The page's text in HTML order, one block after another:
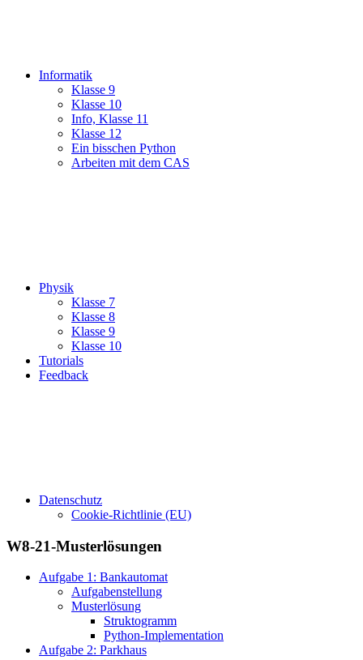
Informatik
Klasse 9
Klasse 10
Info, Klasse 11
Klasse 12
Ein bisschen Python
Arbeiten mit dem CAS
Physik
Klasse 7
Klasse 8
Klasse 9
Klasse 10
Tutorials
Feedback
Datenschutz
Cookie-Richtlinie (EU)
W8-21-Musterlösungen
Aufgabe 1: Bankautomat
Aufgabenstellung
Musterlösung
Struktogramm
Python-Implementation
Aufgabe 2: Parkhaus